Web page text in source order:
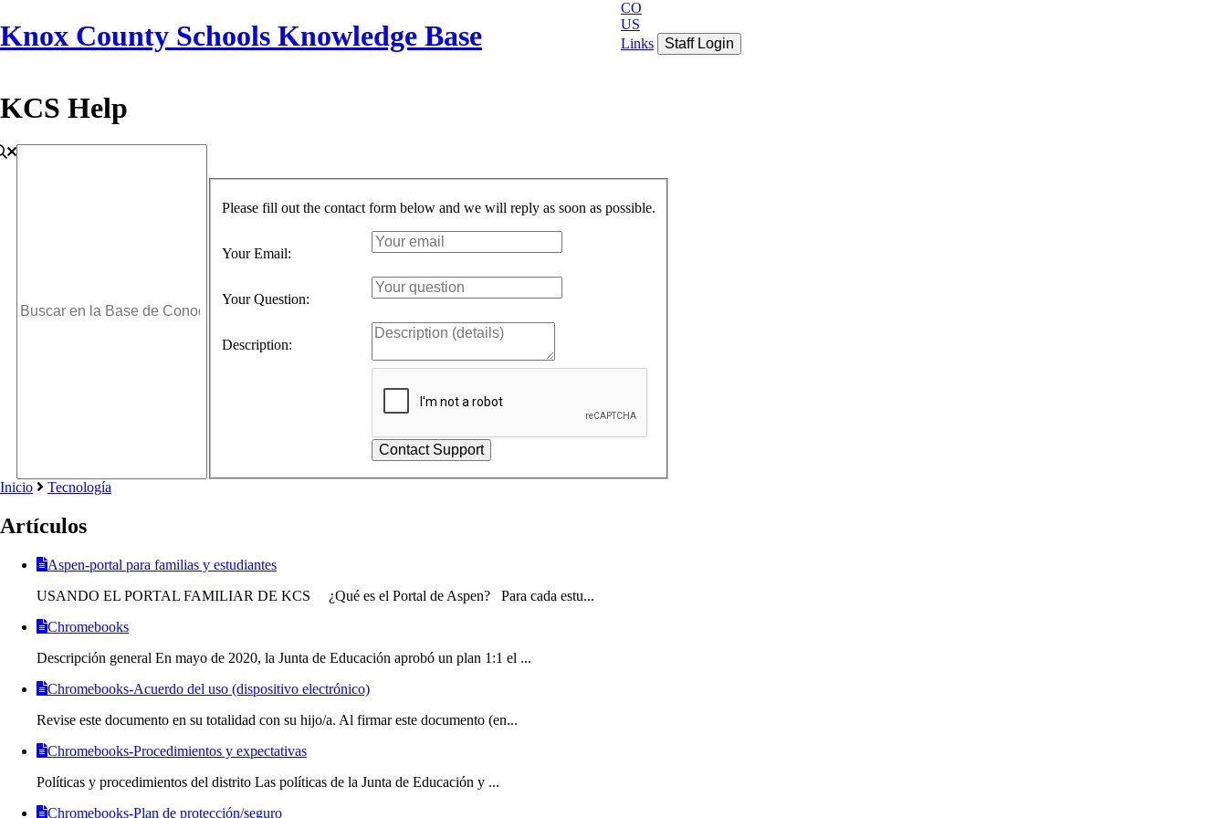
Knox County Schools Knowledge Base
CO
US
Links
Staff Login
KCS Help
Please fill out the contact form below and we will reply as soon as possible.
Your Email:
Your Question:
Description:
Inicio Tecnología
Artículos
Aspen-portal para familias y estudiantes
USANDO EL PORTAL FAMILIAR DE KCS ¿Qué es el Portal de Aspen? Para cada estu...
Chromebooks
Descripción general En mayo de 2020, la Junta de Educación aprobó un plan 1:1 el ...
Chromebooks-Acuerdo del uso (dispositivo electrónico)
Revise este documento en su totalidad con su hijo/a. Al firmar este documento (en...
Chromebooks-Procedimientos y expectativas
Políticas y procedimientos del distrito Las políticas de la Junta de Educación y ...
Chromebooks-Plan de protección/seguro